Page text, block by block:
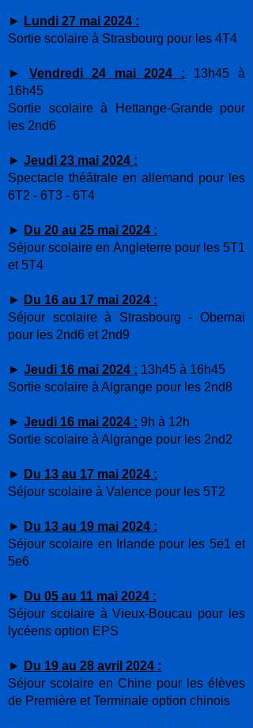
► Lundi 27 mai 2024 :
Sortie scolaire à Strasbourg pour les 4T4
► Vendredi 24 mai 2024 : 13h45 à
16h45
Sortie scolaire à Hettange-Grande pour
les 2nd6
► Jeudi 23 mai 2024 :
Spectacle théâtrale en allemand pour les
6T2 - 6T3 - 6T4
► Du 20 au 25 mai 2024 :
Séjour scolaire en Angleterre pour les 5T1
et 5T4
► Du 16 au 17 mai 2024 :
Séjour scolaire à Strasbourg - Obernai
pour les 2nd6 et 2nd9
► Jeudi 16 mai 2024 : 13h45 à 16h45
Sortie scolaire à Algrange pour les 2nd8
► Jeudi 16 mai 2024 : 9h à 12h
Sortie scolaire à Algrange pour les 2nd2
► Du 13 au 17 mai 2024 :
Séjour scolaire à Valence pour les 5T2
► Du 13 au 19 mai 2024 :
Séjour scolaire en Irlande pour les 5e1 et
5e6
► Du 05 au 11 mai 2024 :
Séjour scolaire à Vieux-Boucau pour les
lycéens option EPS
► Du 19 au 28 avril 2024 :
Séjour scolaire en Chine pour les élèves
de Première et Terminale option chinois